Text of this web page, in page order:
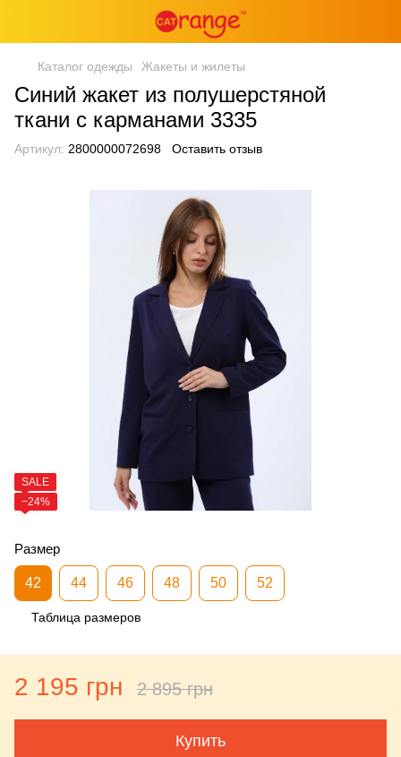
Каталог одежды Жакеты и жилеты
Синий жакет из полушерстяной
ткани с карманами 3335
Артикул: 2800000072698 Оставить отзыв
SALE
−24%
Размер
42 44 46 48 50 52
Таблица размеров
2 195 грн 2 895 грн
Купить